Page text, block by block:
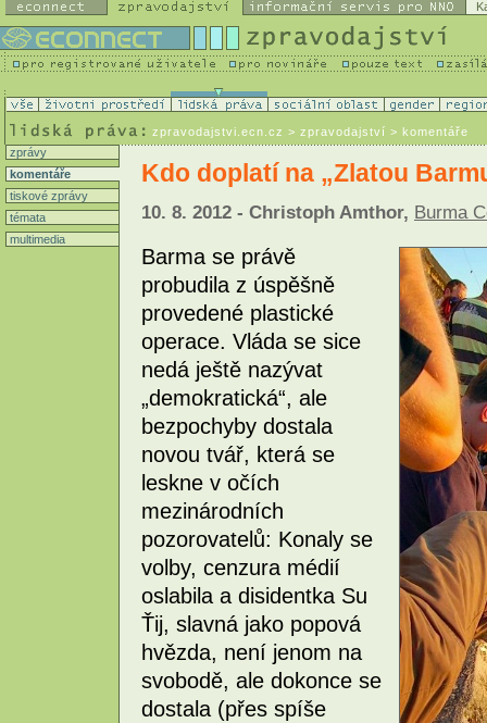
zpravodajstvi.ecn.cz > zpravodajství > komentáře
zprávy
komentáře
tiskové zprávy
témata
multimedia
Kdo doplatí na „Zlatou
10. 8. 2012 - Christoph Amthor, Burma
Barma se právě
probudila z úspěšně
provedené plastické
operace. Vláda se sice
nedá ještě nazývat
„demokratická“, ale
bezpochyby dostala
novou tvář, která se
leskne v očích
mezinárodních
pozorovatelů: Konaly se
volby, cenzura médií
oslabila a disidentka Su
Ťij, slavná jako popová
hvězda, není jenom na
svobodě, ale dokonce se
dostala (přes spíše